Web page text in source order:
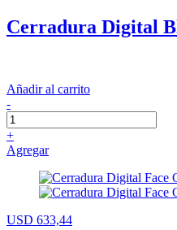
Cerradura Digital
Añadir al carrito
-
+
Agregar
USD 633,44